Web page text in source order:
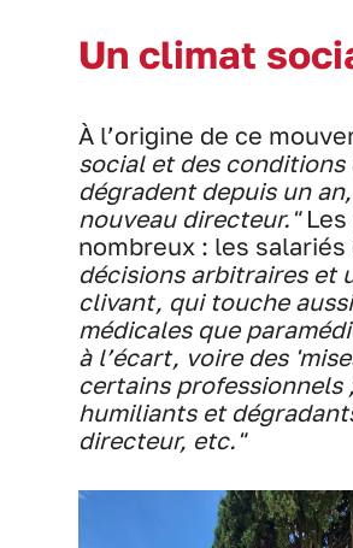
Un climat
À l’origine de ce
social et des conditions
dégradent depuis un
nouveau directeur."Les
nombreux : les
décisions arbitraires et
clivant, qui touche
médicales que
à l’écart, voire des
certains professionnels
humiliants et
directeur, etc."